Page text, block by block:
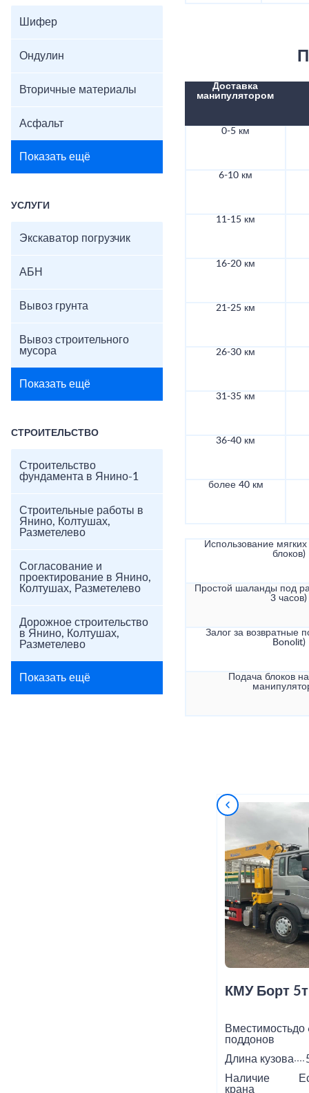
Шифер
Ондулин
Вторичные материалы
Асфальт
Показать ещё
УСЛУГИ
Экскаватор погрузчик
АБН
Вывоз грунта
Вывоз строительного
мусора
Показать ещё
СТРОИТЕЛЬСТВО
Строительство
фундамента в Янино-1
Строительные работы в
Янино, Колтушах,
Разметелево
Согласование и
проектирование в Янино,
Колтушах, Разметелево
Дорожное строительство
в Янино, Колтушах,
Разметелево
Показать ещё
Доставка
манипулятором
0-5 км
6-10 км
11-15 км
16-20 км
21-25 км
26-30 км
31-35 км
36-40 км
более 40 км
Использование
блоков)
Простой шаланды под
3 часов)
Залог за возвратные
Bonolit)
Подача блоков
КМУ Борт 5т
Вместимость
поддонов
до
Длина кузова
Наличие
крана